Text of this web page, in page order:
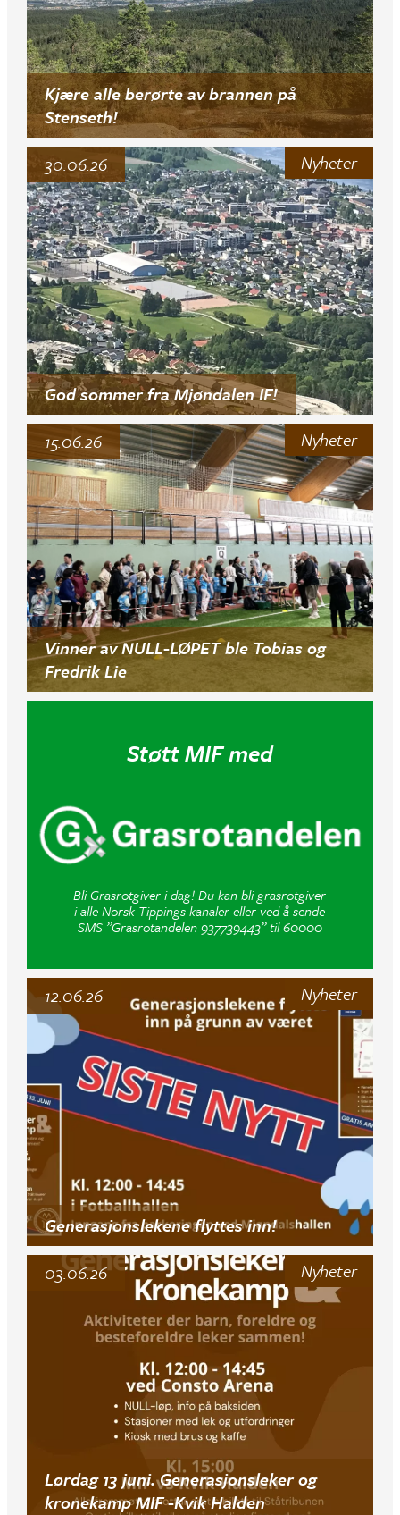
Kjære alle berørte av brannen på
Stenseth!
Nyheter
God sommer fra Mjøndalen IF!
30.06.26
Nyheter
Vinner av NULL-LØPET ble Tobias og
Fredrik Lie
15.06.26
Støtt MIF med
Bli Grasrotgiver i dag! Du kan bli grasrotgiver
i alle Norsk Tippings kanaler eller ved å sende
SMS ”Grasrotandelen 937739443” til 60000
Nyheter
Generasjonslekene flyttes inn!
12.06.26
Nyheter
Lørdag 13 juni. Generasjonsleker og
kronekamp MIF -Kvik Halden
03.06.26